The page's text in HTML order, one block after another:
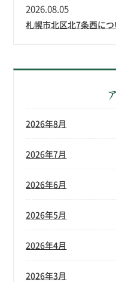
札幌市北区北7条西につ
2026.08.05
2026年8月
2026年7月
2026年6月
2026年5月
2026年4月
2026年3月